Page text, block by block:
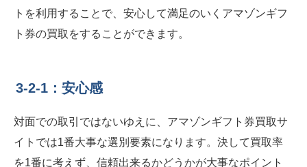
トを利用することで、安心して満足のいくアマゾンギフ
ト券の買取をすることができます。
3-2-1：安心感
対面での取引ではないゆえに、アマゾンギフト券買取サ
イトでは1番大事な選別要素になります。決して買取率
を1番に考えず、信頼出来るかどうかが大事なポイント